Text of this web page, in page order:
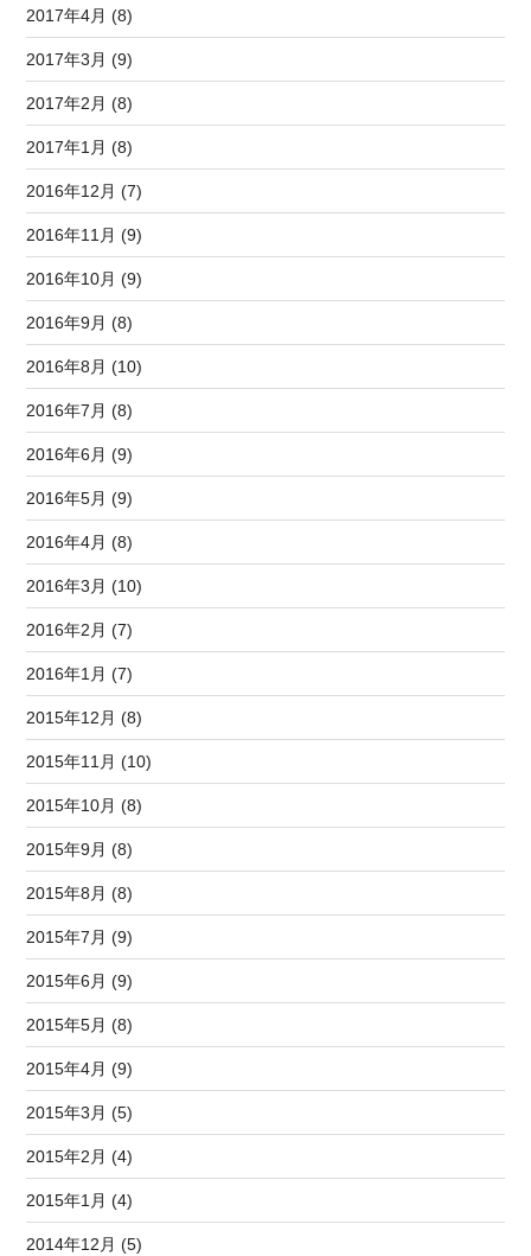
2017年4月 (8)
2017年3月 (9)
2017年2月 (8)
2017年1月 (8)
2016年12月 (7)
2016年11月 (9)
2016年10月 (9)
2016年9月 (8)
2016年8月 (10)
2016年7月 (8)
2016年6月 (9)
2016年5月 (9)
2016年4月 (8)
2016年3月 (10)
2016年2月 (7)
2016年1月 (7)
2015年12月 (8)
2015年11月 (10)
2015年10月 (8)
2015年9月 (8)
2015年8月 (8)
2015年7月 (9)
2015年6月 (9)
2015年5月 (8)
2015年4月 (9)
2015年3月 (5)
2015年2月 (4)
2015年1月 (4)
2014年12月 (5)